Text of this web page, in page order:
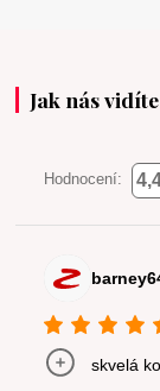
Jak nás vidíte